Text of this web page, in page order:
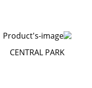
CENTRAL PARK